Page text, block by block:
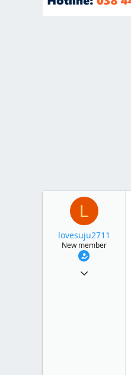
t
L
lovesuju2711
New member